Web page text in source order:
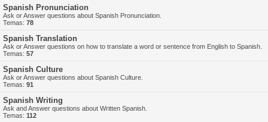
Spanish Pronunciation
Ask or Answer questions about Spanish Pronunciation.
Temas: 78
Spanish Translation
Ask or Answer questions on how to translate a word or sentence from English to Spanish.
Temas: 57
Spanish Culture
Ask or Answer questions about Spanish Culture.
Temas: 91
Spanish Writing
Ask and Answer questions about Written Spanish.
Temas: 112